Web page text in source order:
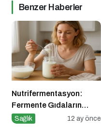
Benzer Haberler
Nutrifermentasyon:
Fermente Gıdaların
Beslenmedeki Yeri ve
Sağlık 12 ay önce